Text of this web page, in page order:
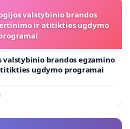
valstybinio brandos
ir atitikties ugdymo
valstybinio brandos egzamino
ugdymo programai